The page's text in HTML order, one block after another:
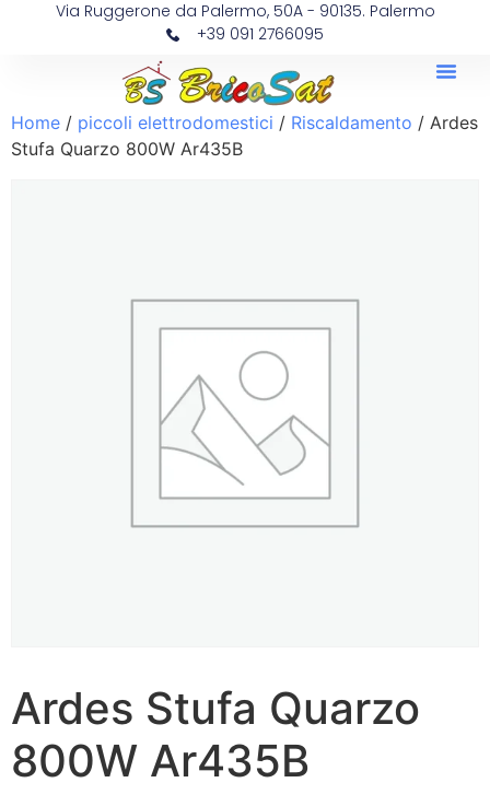
Via Ruggerone da Palermo, 50A - 90135. Palermo
+39 091 2766095
Home / piccoli elettrodomestici / Riscaldamento / Ardes
Stufa Quarzo 800W Ar435B
Ardes Stufa Quarzo
800W Ar435B